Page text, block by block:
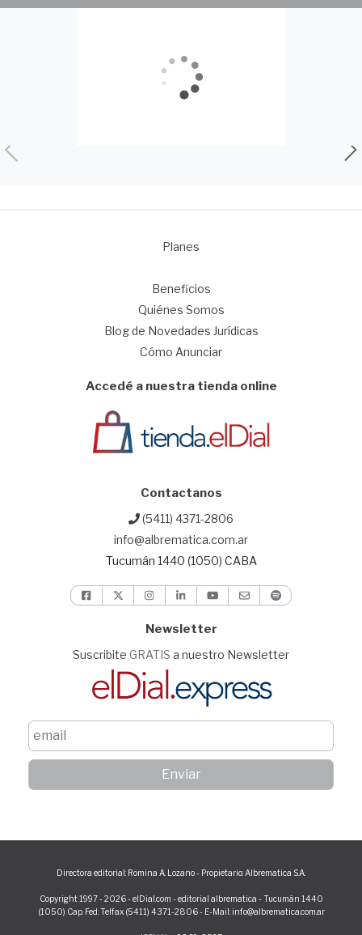
Planes
Beneficios
Quiénes Somos
Blog de Novedades Jurídicas
Cómo Anunciar
Accedé a nuestra tienda online
Contactanos
(5411) 4371-2806
info@albrematica.com.ar
Tucumán 1440 (1050) CABA
Newsletter
Suscribite GRATIS a nuestro Newsletter
Directora editorial: Romina A. Lozano - Propietario: Albrematica S.A.
Copyright 1997 - 2026 - elDial.com - editorial albrematica - Tucumán 1440
(1050) Cap. Fed. Telfax (5411) 4371-2806 - E-Mail: info@albrematica.com.ar